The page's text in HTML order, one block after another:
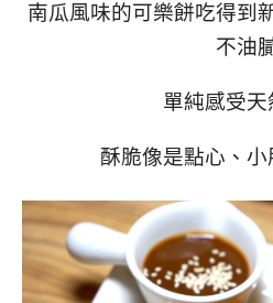
南瓜風味的可樂餅吃得到
不油
單純感受天
酥脆像是點心、